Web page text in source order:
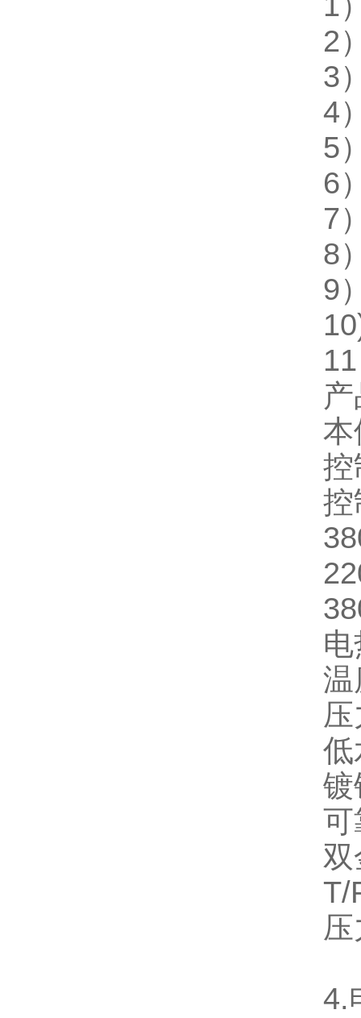
2
3
4
5
6
7
8
9
11
本
控
控
温
低
镀
可
T/
4.